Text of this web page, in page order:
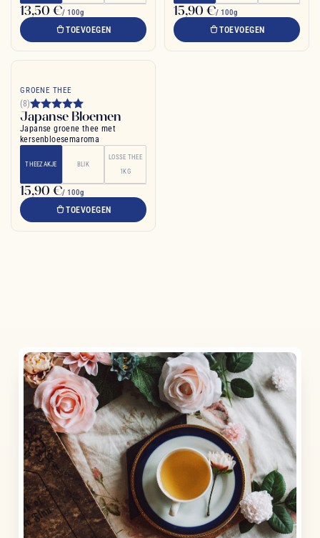
13,50 €/ 100g
TOEVOEGEN
15,90 €/ 100g
TOEVOEGEN
GROENE THEE
(8)
Japanse Bloemen
Japanse groene thee met
kersenbloesemaroma
THEEZAKJE BLIK
LOSSE THEE
1KG
15,90 €/ 100g
TOEVOEGEN